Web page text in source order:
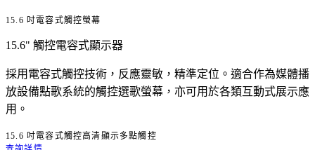
15.6 吋電容式觸控螢幕
15.6" 觸控電容式顯示器
採用電容式觸控技術，反應靈敏，精準定位。適合作為媒體播
放設備點歌系統的觸控選歌螢幕，亦可用於各類互動式展示應
用。
15.6 吋電容式觸控高清顯示多點觸控